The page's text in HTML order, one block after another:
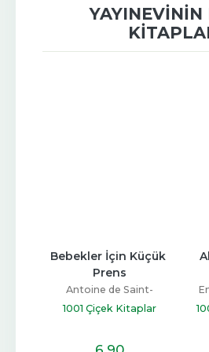
YAYINEVININ
Alice Harikalar
Diyarında
Emma Chichester
Clark
1001 Çiçek Kitaplar